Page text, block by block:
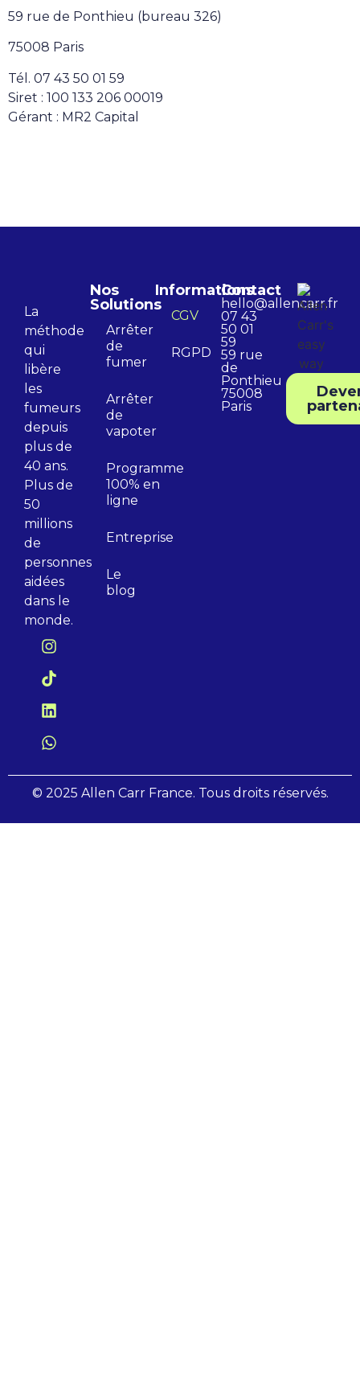
59 rue de Ponthieu (bureau 326)
75008 Paris
Tél. 07 43 50 01 59
Siret : 100 133 206 00019
Gérant : MR2 Capital
La
méthode
qui
libère
les
fumeurs
depuis
plus de
40 ans.
Plus de
50
millions
de
personnes
aidées
dans le
monde.
Nos
Solutions
Arrêter
de
fumer
Arrêter
de
vapoter
Programme
100% en
ligne
Entreprise
Le
blog
Informations
CGV
RGPD
Contact
hello@allencarr.fr
07 43
50 01
59
59 rue
de
Ponthieu
75008
Paris
© 2025 Allen Carr France. Tous droits réservés.